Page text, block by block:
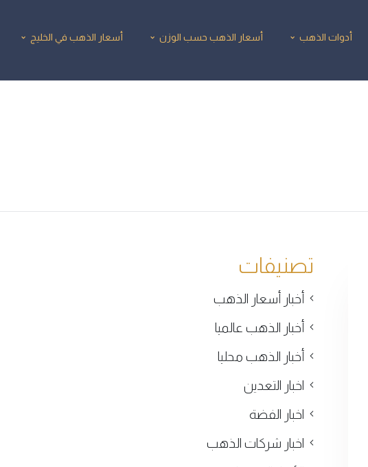
أدوات الذهب أسعار الذهب حسب الوزن أسعار الذهب في الخليج
تصنيفات
أخبار أسعار الذهب
أخبار الذهب عالميا
أخبار الذهب محليا
اخبار التعدين
اخبار الفضة
اخبار شركات الذهب